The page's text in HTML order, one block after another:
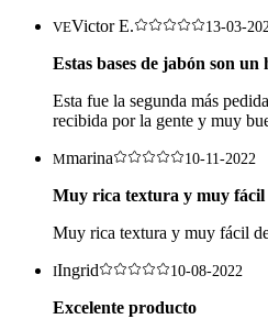
VEVictor E. 13-03-
Estas bases de jabón son un
Esta fue la segunda más
recibida por la gente y muy
Mmarina 10-11-2022
Muy rica textura y muy
Muy rica textura y muy fácil
IIngrid 10-08-2022
Excelente producto